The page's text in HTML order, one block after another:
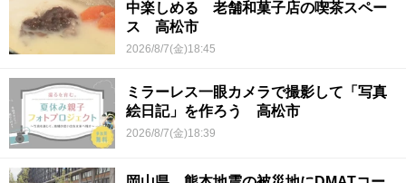
中楽しめる 老舗和菓子店の喫茶スペー
ス 高松市
2026/8/7(金)18:45
ミラーレス一眼カメラで撮影して「写真
絵日記」を作ろう 高松市
2026/8/7(金)18:39